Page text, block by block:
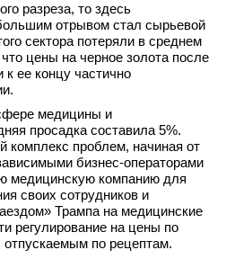
разреза, то здесь
отрывом стал сырьевой
сектора потеряли в среднем
цены на черное золота после
ее концу частично
медицины и
просадка составила 5%.
комплекс проблем, начиная от
бизнес-операторами
медицинскую компанию для
своих сотрудников и
Трампа на медицинские
регулирование на цены по
по рецептам.